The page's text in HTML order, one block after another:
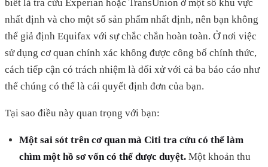
biết là tra cứu Experian hoặc TransUnion ở một số khu vực
nhất định và cho một số sản phẩm nhất định, nên bạn không
thể giả định Equifax với sự chắc chắn hoàn toàn. Ở nơi việc
sử dụng cơ quan chính xác không được công bố chính thức,
cách tiếp cận có trách nhiệm là đối xử với cả ba báo cáo như
thể chúng có thể là cái quyết định đơn của bạn.
Tại sao điều này quan trọng với bạn:
Một sai sót trên cơ quan mà Citi tra cứu có thể làm
chìm một hồ sơ vốn có thể được duyệt. Một khoản thu